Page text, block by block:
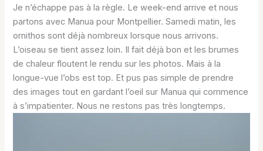
Je n’échappe pas à la règle. Le week-end arrive et nous
partons avec Manua pour Montpellier. Samedi matin, les
ornithos sont déjà nombreux lorsque nous arrivons.
L’oiseau se tient assez loin. Il fait déjà bon et les brumes
de chaleur floutent le rendu sur les photos. Mais à la
longue-vue l’obs est top. Et pus pas simple de prendre
des images tout en gardant l’oeil sur Manua qui commence
à s’impatienter. Nous ne restons pas très longtemps.